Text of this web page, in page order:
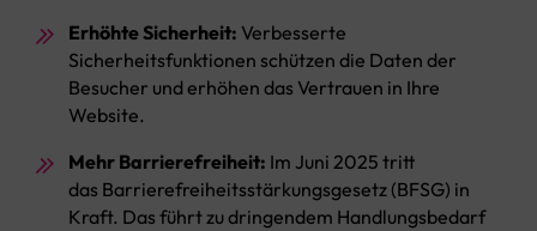
Erhöhte Sicherheit: Verbesserte
Sicherheitsfunktionen schützen die Daten der
Besucher und erhöhen das Vertrauen in Ihre
Website.
Mehr Barrierefreiheit: Im Juni 2025 tritt
das Barrierefreiheitsstärkungsgesetz (BFSG) in
Kraft. Das führt zu dringendem Handlungsbedarf